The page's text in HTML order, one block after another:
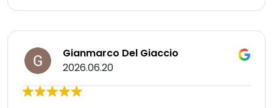
Gianmarco Del Giaccio
2026.06.20